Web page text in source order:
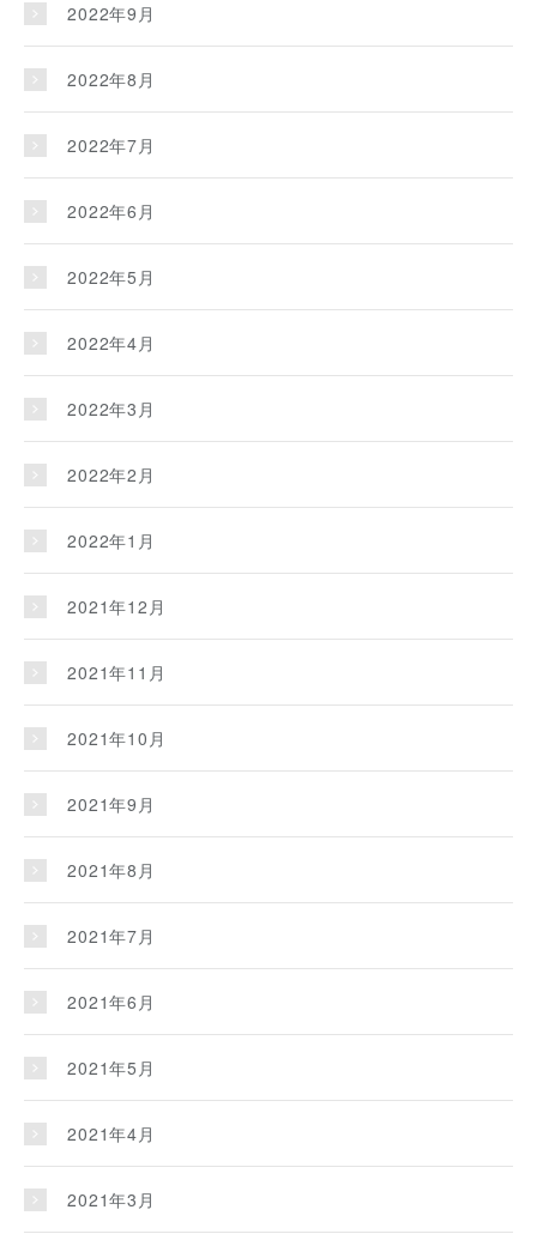
2022年9月
2022年8月
2022年7月
2022年6月
2022年5月
2022年4月
2022年3月
2022年2月
2022年1月
2021年12月
2021年11月
2021年10月
2021年9月
2021年8月
2021年7月
2021年6月
2021年5月
2021年4月
2021年3月